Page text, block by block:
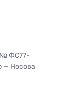
№ ФС77-
— Носова